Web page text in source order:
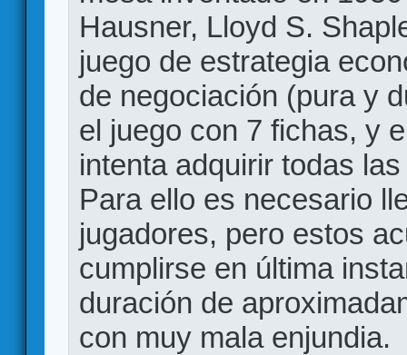
Hausner, Lloyd S.
juego de estrategia
de negociación (pura y
el juego con 7 fichas, y
intenta adquirir todas
Para ello es necesario
jugadores, pero estos
cumplirse en última
duración de
con muy mala enjundia.